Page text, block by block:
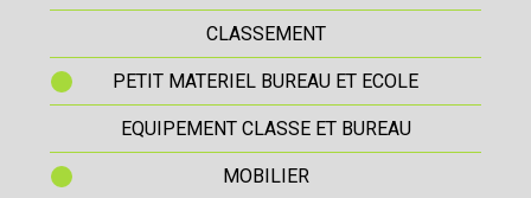
CLASSEMENT
PETIT MATERIEL BUREAU ET ECOLE
EQUIPEMENT CLASSE ET BUREAU
MOBILIER